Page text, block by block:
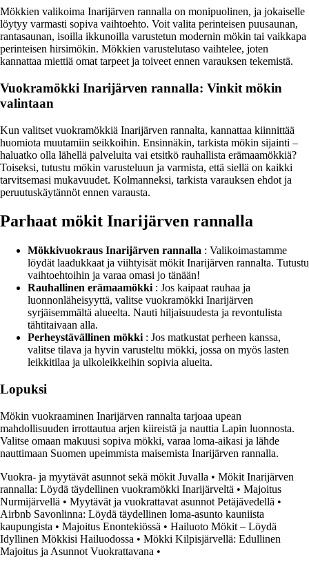
Mökkien valikoima Inarijärven rannalla on monipuolinen, ja jokaiselle
löytyy varmasti sopiva vaihtoehto. Voit valita perinteisen puusaunan,
rantasaunan, isoilla ikkunoilla varustetun modernin mökin tai vaikkapa
perinteisen hirsimökin. Mökkien varustelutaso vaihtelee, joten
kannattaa miettiä omat tarpeet ja toiveet ennen varauksen tekemistä.
Vuokramökki Inarijärven rannalla: Vinkit mökin
valintaan
Kun valitset vuokramökkiä Inarijärven rannalta, kannattaa kiinnittää
huomiota muutamiin seikkoihin. Ensinnäkin, tarkista mökin sijainti –
haluatko olla lähellä palveluita vai etsitkö rauhallista erämaamökkiä?
Toiseksi, tutustu mökin varusteluun ja varmista, että siellä on kaikki
tarvitsemasi mukavuudet. Kolmanneksi, tarkista varauksen ehdot ja
peruutuskäytännöt ennen varausta.
Parhaat mökit Inarijärven rannalla
Mökkivuokraus Inarijärven rannalla : Valikoimastamme
löydät laadukkaat ja viihtyisät mökit Inarijärven rannalta. Tutustu
vaihtoehtoihin ja varaa omasi jo tänään!
Rauhallinen erämaamökki : Jos kaipaat rauhaa ja
luonnonläheisyyttä, valitse vuokramökki Inarijärven
syrjäisemmältä alueelta. Nauti hiljaisuudesta ja revontulista
tähtitaivaan alla.
Perheystävällinen mökki : Jos matkustat perheen kanssa,
valitse tilava ja hyvin varusteltu mökki, jossa on myös lasten
leikkitilaa ja ulkoleikkeihin sopivia alueita.
Lopuksi
Mökin vuokraaminen Inarijärven rannalta tarjoaa upean
mahdollisuuden irrottautua arjen kiireistä ja nauttia Lapin luonnosta.
Valitse omaan makuusi sopiva mökki, varaa loma-aikasi ja lähde
nauttimaan Suomen upeimmista maisemista Inarijärven rannalla.
Vuokra- ja myytävät asunnot sekä mökit Juvalla • Mökit Inarijärven
rannalla: Löydä täydellinen vuokramökki Inarijärveltä • Majoitus
Nurmijärvellä • Myytävät ja vuokrattavat asunnot Petäjävedellä •
Airbnb Savonlinna: Löydä täydellinen loma-asunto kauniista
kaupungista • Majoitus Enontekiössä • Hailuoto Mökit – Löydä
Idyllinen Mökkisi Hailuodossa • Mökki Kilpisjärvellä: Edullinen
Majoitus ja Asunnot Vuokrattavana •